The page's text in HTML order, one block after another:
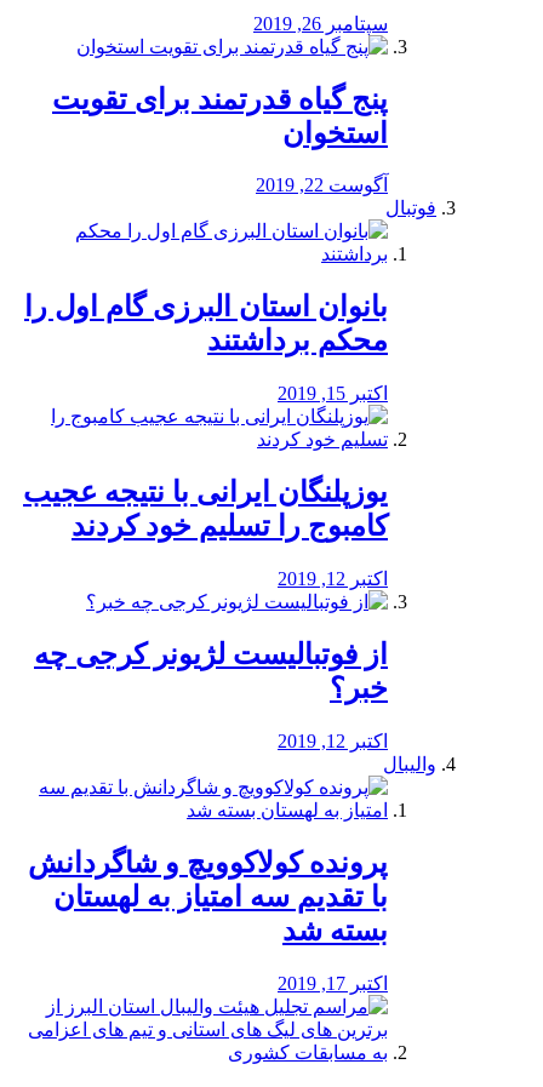
سپتامبر 26, 2019
پنج گیاه قدرتمند برای تقویت
استخوان
آگوست 22, 2019
فوتبال
بانوان استان البرزی گام اول را
محكم برداشتند
اکتبر 15, 2019
یوزپلنگان ایرانی با نتیجه عجیب
کامبوج را تسلیم خود کردند
اکتبر 12, 2019
از فوتبالیست لژیونر کرجی چه
خبر؟
اکتبر 12, 2019
والیبال
پرونده کولاکوویچ و شاگردانش
با تقدیم سه امتیاز به لهستان
بسته شد
اکتبر 17, 2019